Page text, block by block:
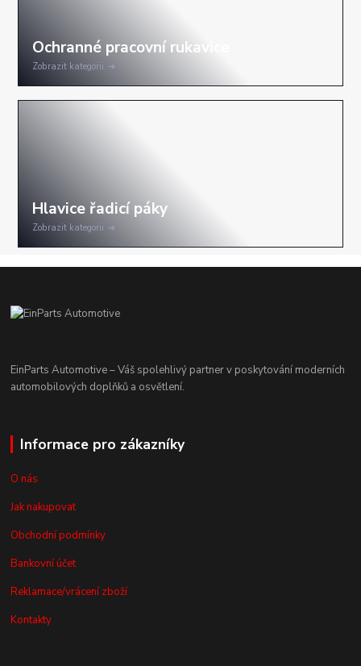
Zobrazit kategorii
Zobrazit kategorii
EinParts Automotive – Váš spolehlivý partner v poskytování moderních
automobilových doplňků a osvětlení.
Informace pro zákazníky
O nás
Jak nakupovat
Obchodní podmínky
Bankovní účet
Reklamace/vrácení zboží
Kontakty